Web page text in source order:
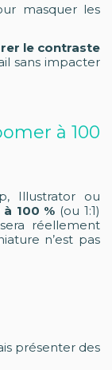
masquer les
le contraste
sans impacter
à 100
Illustrator ou
100 % (ou 1:1)
réellement
n’est pas
présenter des